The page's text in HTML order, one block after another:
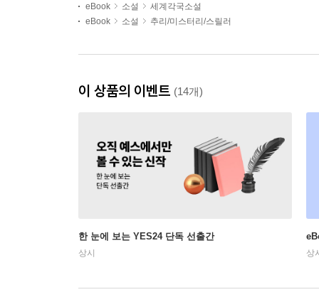
eBook 소설
세계각국소설
eBook
소설 추리/미스터리/스릴러
이 상품의 이벤트 (14개)
한 눈에 보는 YES24 단독 선출간
상시 상